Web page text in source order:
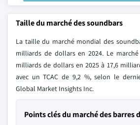
Taille du marché des soundbars
La taille du marché mondial des
milliards de dollars en 2024. Le
milliards de dollars en 2025 à 17,6
avec un TCAC de 9,2 %, selon le
Global Market Insights Inc.
Points clés du marché des barres